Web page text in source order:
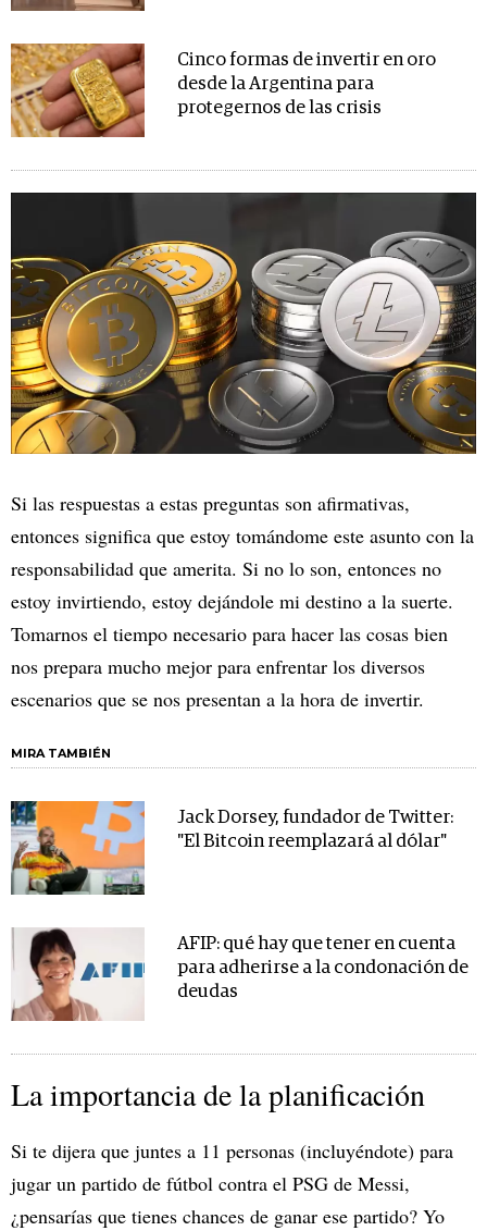
Cinco formas de invertir en oro
desde la Argentina para
protegernos de las crisis
Si las respuestas a estas preguntas son afirmativas,
entonces significa que estoy tomándome este asunto con la
responsabilidad que amerita. Si no lo son, entonces no
estoy invirtiendo, estoy dejándole mi destino a la suerte.
Tomarnos el tiempo necesario para hacer las cosas bien
nos prepara mucho mejor para enfrentar los diversos
escenarios que se nos presentan a la hora de invertir.
MIRA TAMBIÉN
Jack Dorsey, fundador de Twitter:
"El Bitcoin reemplazará al dólar"
AFIP: qué hay que tener en cuenta
para adherirse a la condonación de
deudas
La importancia de la planificación
Si te dijera que juntes a 11 personas (incluyéndote) para
jugar un partido de fútbol contra el PSG de Messi,
¿pensarías que tienes chances de ganar ese partido? Yo